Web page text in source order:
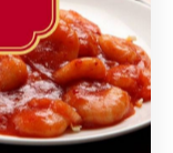
はりタレの工夫
料を絶妙にブレ
持たせていま
バランスよく配